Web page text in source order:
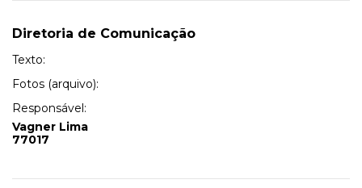
Diretoria de Comunicação
Texto:
Fotos (arquivo):
Responsável:
Vagner Lima
77017